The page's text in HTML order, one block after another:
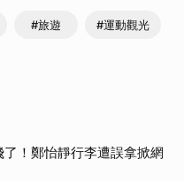
#旅遊 #運動觀光
！鄭怡靜行李遭誤拿掀網